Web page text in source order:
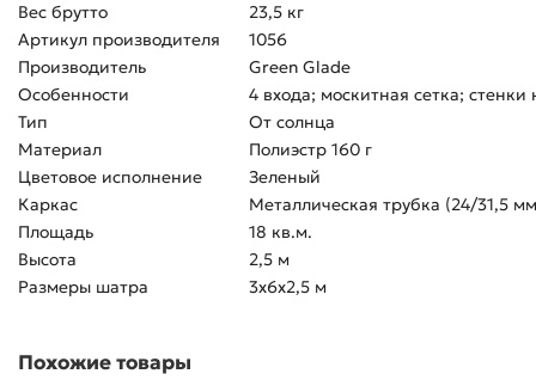
Вес брутто
23,5 кг
Артикул производителя
1056
Производитель
Green Glade
Особенности
4 входа; москитная сетка; стенки
Тип
От солнца
Материал
Полиэстр 160 г
Цветовое исполнение
Зеленый
Каркас
Металлическая трубка (24/31,5
Площадь
18 кв.м.
Высота
2,5 м
Размеры шатра
3х6х2,5 м
Похожие товары